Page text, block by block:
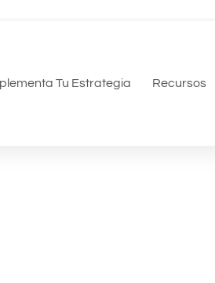
Tu Estrategia Recursos